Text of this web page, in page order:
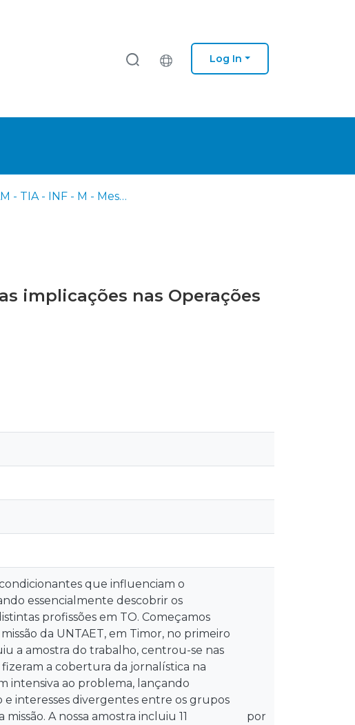
Log In
AM - TIA - INF - M - Mestrado em Ciências Militares na Especialidade de Infantaria
implicações nas Operações
que influenciam o
essencialmente descobrir os
profissões em TO. Começamos
da UNTAET, em Timor, no primeiro
a amostra do trabalho, centrou-se nas
a cobertura da jornalística na
intensiva ao problema, lançando
interesses divergentes entre os grupos
A nossa amostra incluiu 11
por